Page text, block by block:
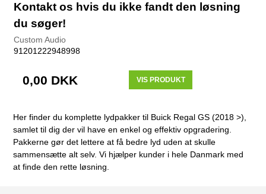
Kontakt os hvis du ikke fandt den løsning
du søger!
Custom Audio
91201222948998
0,00 DKK VIS PRODUKT
Her finder du komplette lydpakker til Buick Regal GS (2018 >),
samlet til dig der vil have en enkel og effektiv opgradering.
Pakkerne gør det lettere at få bedre lyd uden at skulle
sammensætte alt selv. Vi hjælper kunder i hele Danmark med
at finde den rette løsning.